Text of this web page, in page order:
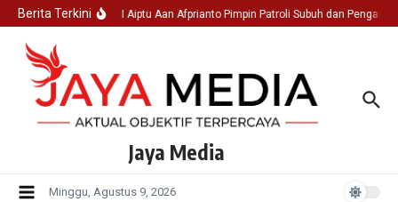
Lewati ke konten
Berita TerkiniKa SPK I Aiptu Aan Afprianto Pimpin Patroli Subuh dan
Jaya Media
Minggu, Agustus 9, 2026